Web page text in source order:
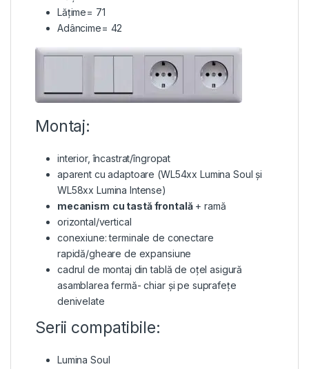
Lățime= 71
Adâncime= 42
Montaj:
interior, încastrat/îngropat
aparent cu adaptoare (WL54xx Lumina Soul și
WL58xx Lumina Intense)
mecanism cu tastă frontală+ ramă
orizontal/vertical
conexiune: terminale de conectare
rapidă/gheare de expansiune
cadrul de montaj din tablă de oțel asigură
asamblarea fermă- chiar și pe suprafețe
denivelate
Serii compatibile:
Lumina Soul